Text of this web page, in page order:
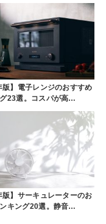
版】電子レンジのおすすめ
23選。コスパが高…
版】サーキュレーターのお
キング20選。静音…